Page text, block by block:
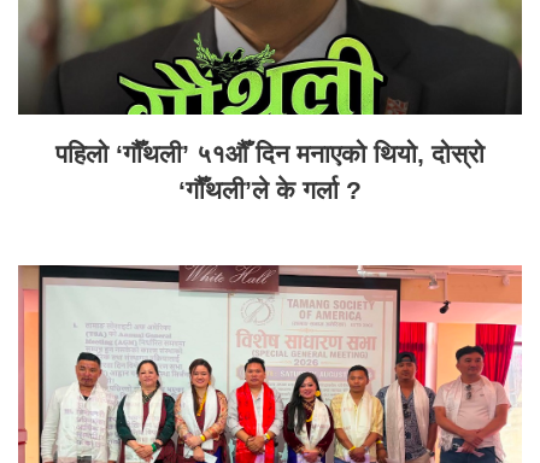
पहिलो ‘गौँथली’ ५१औँ दिन मनाएको थियो, दोस्रो
‘गौँथली’ले के गर्ला ?